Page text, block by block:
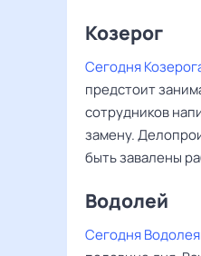
Козерог
Сегодня
предстоит
сотрудников
замену.
быть завалены
Водолей
Сегодня